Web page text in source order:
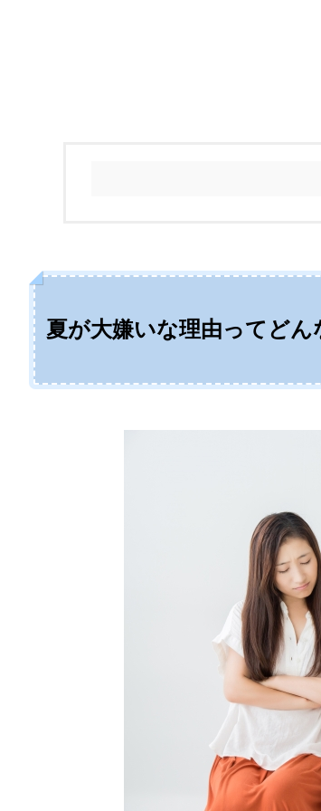
夏が大嫌いな理由ってど